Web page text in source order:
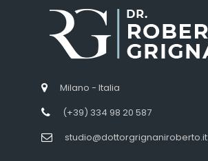
Milano - Italia
(+39) 334 98 20 587
studio@dottorgrignaniroberto.it